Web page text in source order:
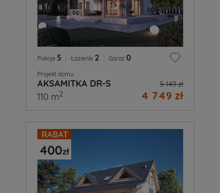
Pokoje 5 Łazienki 2 Garaż 0
Projekt domu
AKSAMITKA DR-S 5 149 zł
4 749 zł
110 m2